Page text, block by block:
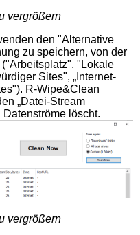
vergrößern
den "Alternative
zu speichern, von der
"Lokale
Sites", „Internet-
R-Wipe&Clean
„Datei-Stream
löscht.
vergrößern